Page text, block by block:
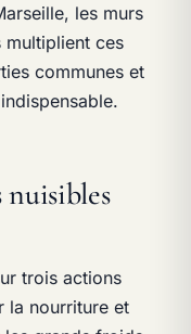
les murs
multiplient ces
communes et
trois actions
la nourriture et